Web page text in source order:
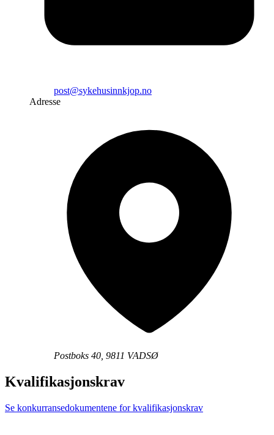
post@sykehusinnkjop.no
Adresse
Postboks 40, 9811 VADSØ
Kvalifikasjonskrav
Se konkurransedokumentene for kvalifikasjonskrav